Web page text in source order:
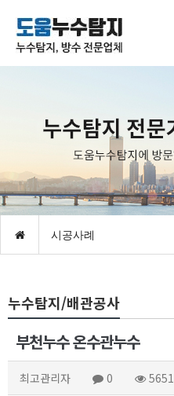
시공사례
누수탐지/배관공사
부천누수 온수관누수
최고관리자 0 5651